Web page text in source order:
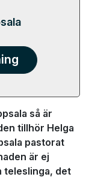
så är
tillhör Helga
pastorat
är ej
teleslinga, det